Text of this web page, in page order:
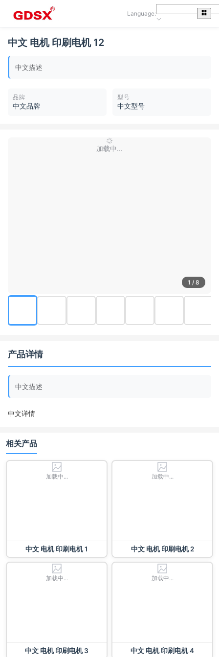
Language:
中文 电机 印刷电机 12
中文描述
品牌
中文品牌
型号
中文型号
加载中...
1 / 8
产品详情
中文描述
中文详情
相关产品
加载中...
中文 电机 印刷电机 1
加载中...
中文 电机 印刷电机 2
加载中...
中文 电机 印刷电机 3
加载中...
中文 电机 印刷电机 4